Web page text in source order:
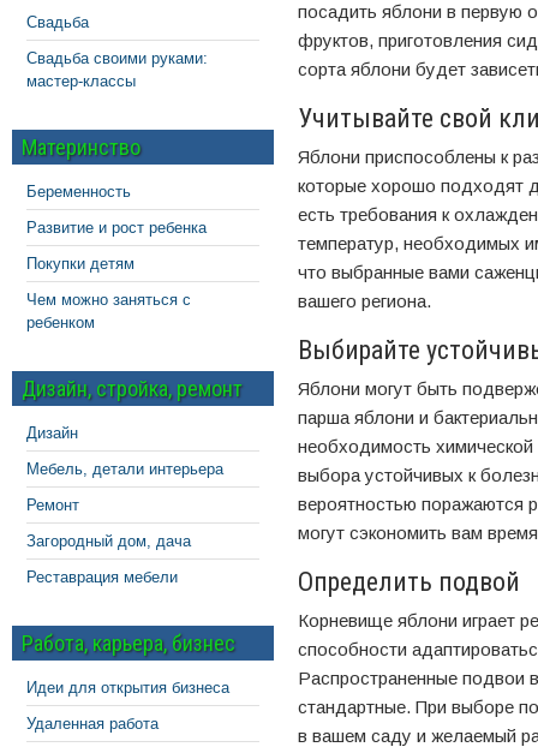
посадить яблони в первую
фруктов, приготовления
сорта яблони будет
Учитывайте свой
Яблони приспособлены к
которые хорошо подходят
есть требования к
температур, необходимых
что выбранные вами
вашего региона.
Выбирайте
Яблони могут быть
парша яблони и
необходимость
выбора устойчивых к
вероятностью поражаются
могут сэкономить вам
Определить подвой
Корневище яблони играет
способности
Распространенные подвои
стандартные. При выборе
в вашем саду и желаемый
Свадьба
Свадьба своими руками:
мастер-классы
Материнство
Беременность
Развитие и рост ребенка
Покупки детям
Чем можно заняться с
ребенком
Дизайн, стройка, ремонт
Дизайн
Мебель, детали интерьера
Ремонт
Загородный дом, дача
Реставрация мебели
Работа, карьера, бизнес
Идеи для открытия бизнеса
Удаленная работа